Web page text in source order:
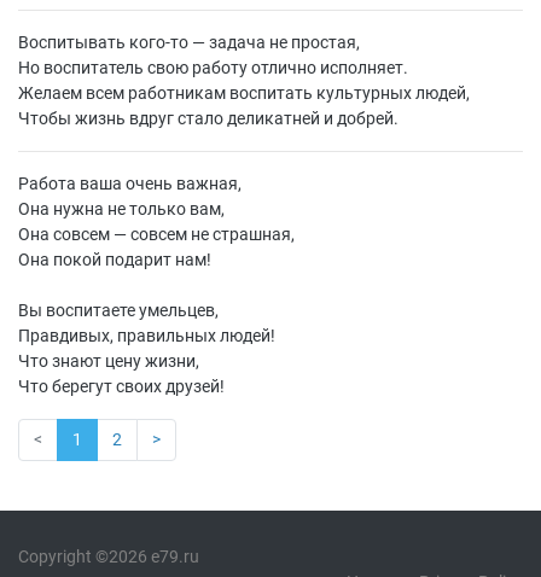
Воспитывать кого-то — задача не простая,
Но воспитатель свою работу отлично исполняет.
Желаем всем работникам воспитать культурных людей,
Чтобы жизнь вдруг стало деликатней и добрей.
Работа ваша очень важная,
Она нужна не только вам,
Она совсем — совсем не страшная,
Она покой подарит нам!
Вы воспитаете умельцев,
Правдивых, правильных людей!
Что знают цену жизни,
Что берегут своих друзей!
< 1 2 >
Copyright ©2026 e79.ru